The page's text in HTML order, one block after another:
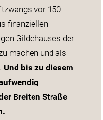
vor 150
finanziellen
Gildehauses der
machen und als
Und bis zu diesem
Breiten Straße